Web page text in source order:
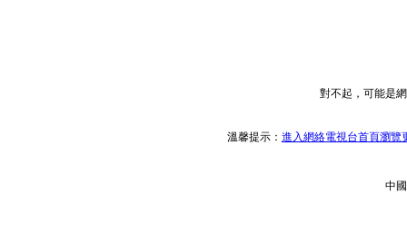
對不起，可能是
溫馨提示： 進入網絡電視台首頁瀏覽
中